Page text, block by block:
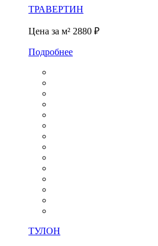
ТРАВЕРТИН
Цена за м² 2880 ₽
Подробнее
ТУЛОН